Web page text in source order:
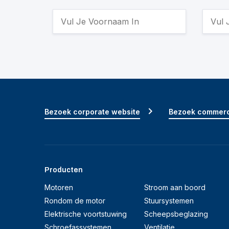
Producten
Motoren
Rondom de motor
Elektrische voortstuwing
Schroefassystemen
Stroom aan boord
Stuursystemen
Scheepsbeglazing
Ventilatie
Bezoek corporate website Bezoek